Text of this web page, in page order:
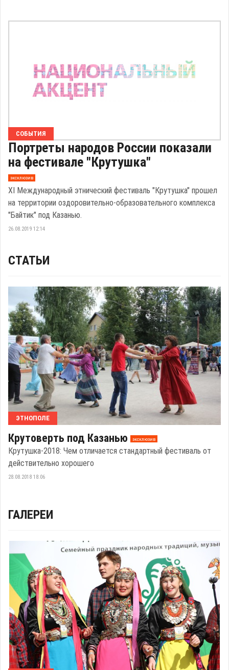
СОБЫТИЯ
Портреты народов России показали
на фестивале "Крутушка"
эксклюзив
XI Международный этнический фестиваль "Крутушка" прошел
на территории оздоровительно-образовательного комплекса
"Байтик" под Казанью.
26.08.2019 12:14
СТАТЬИ
ЭТНОПОЛЕ
Крутоверть под Казанью эксклюзив
Крутушка-2018: Чем отличается стандартный фестиваль от
действительно хорошего
28.08.2018 18:06
ГАЛЕРЕИ